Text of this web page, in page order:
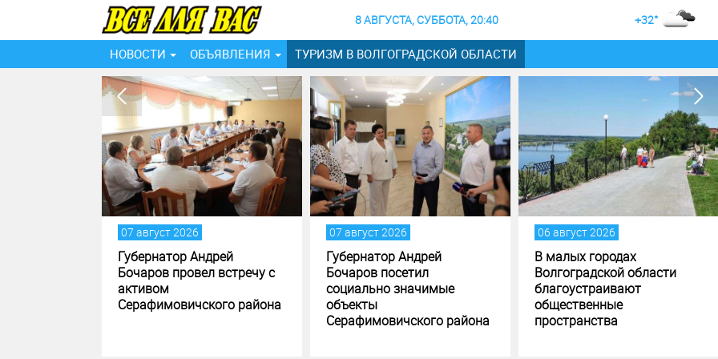
8 АВГУСТА, СУББОТА, 20:40 +32°
НОВОСТИ ОБЪЯВЛЕНИЯ ТУРИЗМ В ВОЛГОГРАДСКОЙ ОБЛАСТИ
провел встречу с
района
07 август 2026
Губернатор Андрей
Бочаров посетил
объекты
Серафимовичского района
06 август 2026
В малых городах
Волгоградской области
благоустраивают
пространства
05 август 2026
Андрей Бочаров
задачи по
формированию
Волгоградской